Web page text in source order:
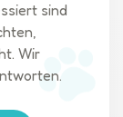
sind
Wir